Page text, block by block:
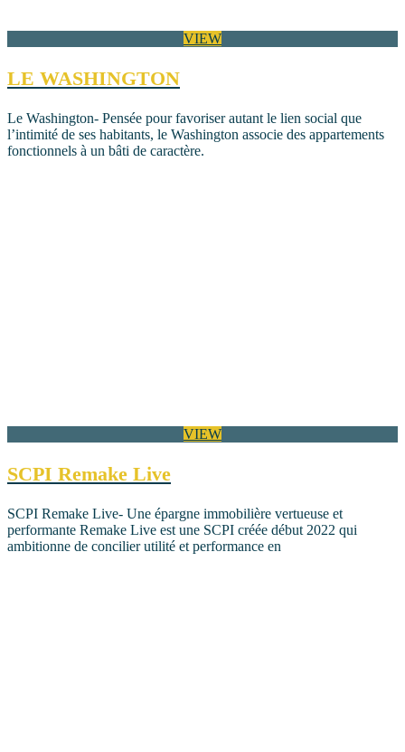
VIEW
LE WASHINGTON
Le Washington- Pensée pour favoriser autant le lien social que
l’intimité de ses habitants, le Washington associe des appartements
fonctionnels à un bâti de caractère.
VIEW
SCPI Remake Live
SCPI Remake Live- Une épargne immobilière vertueuse et
performante Remake Live est une SCPI créée début 2022 qui
ambitionne de concilier utilité et performance en